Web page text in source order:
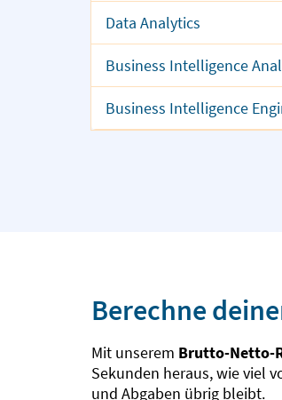
Data Analytics
Business Intelligence
Business Intelligence
Berechne
Mit unserem Brutto-Netto-
Sekunden heraus, wie viel
und Abgaben übrig bleibt.